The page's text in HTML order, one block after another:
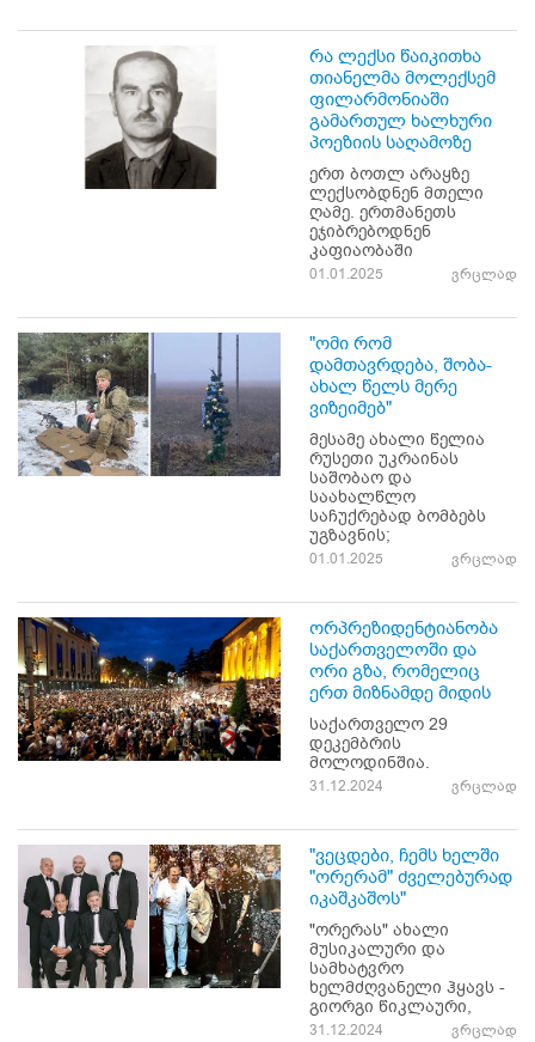
რა ლექსი წაიკითხა
თიანელმა მოლექსემ
ფილარმონიაში
გამართულ ხალხური
პოეზიის საღამოზე
ერთ ბოთლ არაყზე
ლექსობდნენ მთელი
ღამე. ერთმანეთს
ეჯიბრებოდნენ
კაფიაობაში
01.01.2025 ვრცლად
"ომი რომ
დამთავრდება, შობა-
ახალ წელს მერე
ვიზეიმებ"
მესამე ახალი წელია
რუსეთი უკრაინას
საშობაო და
საახალწლო
საჩუქრებად ბომბებს
უგზავნის;
01.01.2025 ვრცლად
ორპრეზიდენტიანობა
საქართველოში და
ორი გზა, რომელიც
ერთ მიზნამდე მიდის
საქართველო 29
დეკემბრის
მოლოდინშია.
31.12.2024 ვრცლად
"ვეცდები, ჩემს ხელში
"ორერამ" ძველებურად
იკაშკაშოს"
"ორერას" ახალი
მუსიკალური და
სამხატვრო
ხელმძღვანელი ჰყავს -
გიორგი წიკლაური,
31.12.2024 ვრცლად